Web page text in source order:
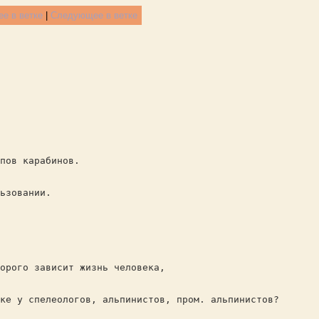
в ветке| Следующее в ветке
карабинов.
зависит жизнь человека,
у спелеологов, альпинистов, пром. альпинистов?